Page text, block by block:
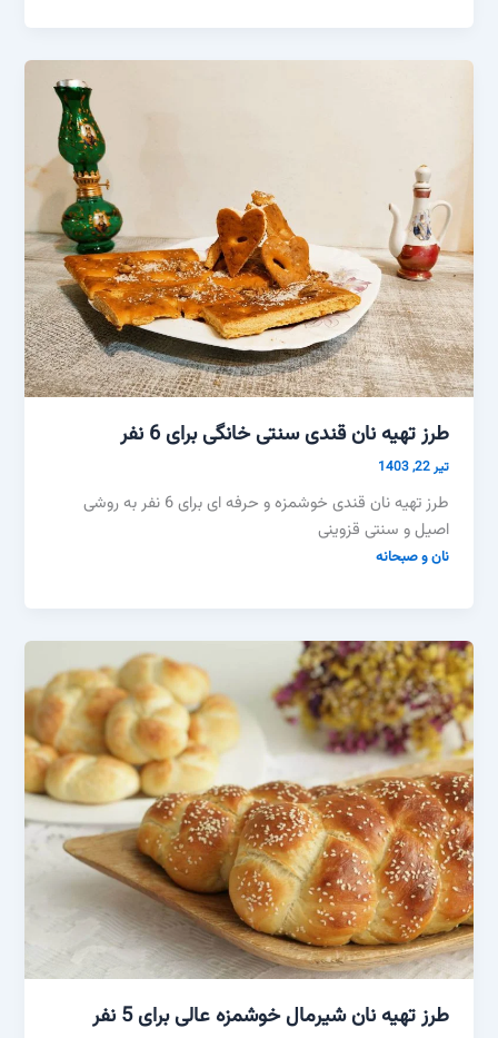
طرز تهیه نان قندی سنتی خانگی برای 6 نفر
تیر 22, 1403
طرز تهیه نان قندی خوشمزه و حرفه ای برای 6 نفر به روشی
اصیل و سنتی قزوینی
نان و صبحانه
طرز تهیه نان شیرمال خوشمزه عالی برای 5 نفر